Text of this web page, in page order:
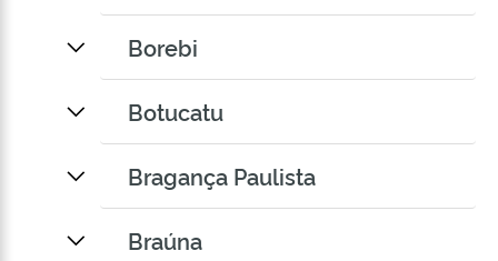
Borebi
Botucatu
Bragança Paulista
Braúna